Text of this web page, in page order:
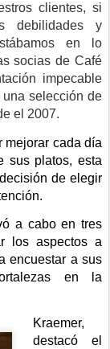
clientes, si
debilidades y
en lo
socias de Café
impecable
selección de
el 2007.
mejorar cada día
sus platos, esta
de elegir
a cabo en tres
los aspectos a
encuestar a sus
en la
Kraemer,
destacó el